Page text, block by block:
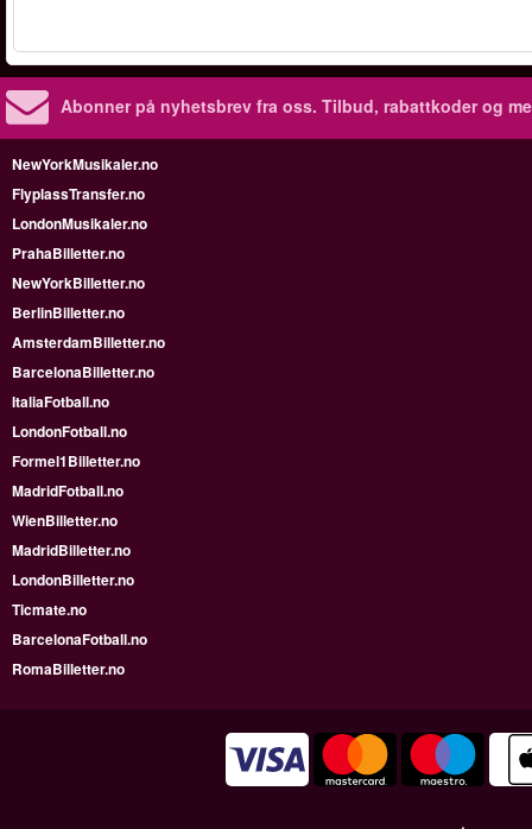
Abonner på nyhetsbrev fra oss. Tilbud, rabattkoder og
NewYorkMusikaler.no
FlyplassTransfer.no
LondonMusikaler.no
PrahaBilletter.no
NewYorkBilletter.no
BerlinBilletter.no
AmsterdamBilletter.no
BarcelonaBilletter.no
ItaliaFotball.no
LondonFotball.no
Formel1Billetter.no
MadridFotball.no
WienBilletter.no
MadridBilletter.no
LondonBilletter.no
Ticmate.no
BarcelonaFotball.no
RomaBilletter.no